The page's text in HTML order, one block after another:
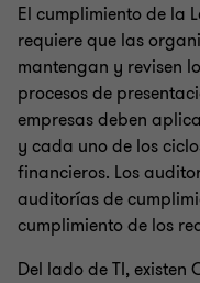
El cumplimiento de la
requiere que las
mantengan y revisen
procesos de
empresas deben
y cada uno de los
financieros. Los
auditorías de
cumplimiento de los
Del lado de TI, existen